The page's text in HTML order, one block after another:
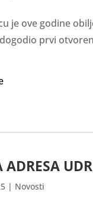
je ove godine
prvi
ADRESA
| Novosti